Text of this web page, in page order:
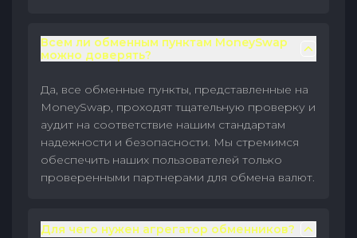
Всем ли обменным пунктам MoneySwap
можно доверять?
Да, все обменные пункты, представленные на
MoneySwap, проходят тщательную проверку и
аудит на соответствие нашим стандартам
надежности и безопасности. Мы стремимся
обеспечить наших пользователей только
проверенными партнерами для обмена валют.
Для чего нужен агрегатор обменников?